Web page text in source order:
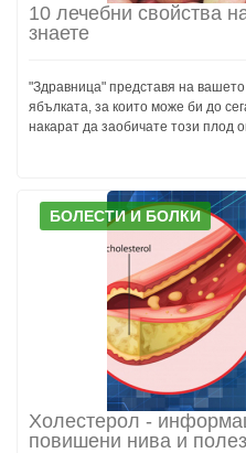
10 лечебни свойства
знаете
"Здравница" представя на
ябълката, за които може би до
накарат да заобичате този плод
БОЛЕСТИ И БОЛКИ
Холестерол -
повишени нива и